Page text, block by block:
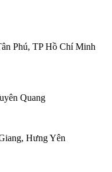
Phú, TP Hồ Chí Minh
Quang
Hưng Yên